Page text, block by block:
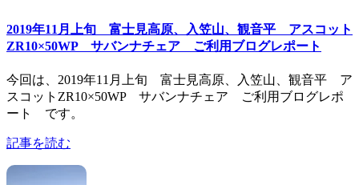
2019年11月上旬 富士見高原、入笠山、観音平 アスコット
ZR10×50WP サバンナチェア ご利用ブログレポート
今回は、2019年11月上旬 富士見高原、入笠山、観音平 ア
スコットZR10×50WP サバンナチェア ご利用ブログレポ
ート です。
記事を読む